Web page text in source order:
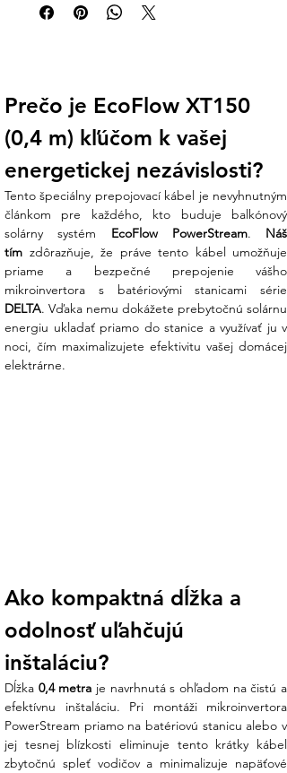
kompatibilný so všetkými zariadeniami,
Väčšina objednávok je expedovaná do 24
🚚 Doprava zdarma pri objednávke nad 200
€ | Doručenie kuriérom po celom Slovensku
Otázky?info@ensun.sk| +421 902 897 373
Prečo je EcoFlow XT150
(0,4 m) kľúčom k vašej
energetickej nezávislosti?
Tento špeciálny prepojovací kábel je nevyhnutným
článkom pre každého, kto buduje balkónový
solárny systém EcoFlow PowerStream. Náš
tím zdôrazňuje, že práve tento kábel umožňuje
priame a bezpečné prepojenie vášho
DELTA. Vďaka nemu dokážete prebytočnú solárnu
energiu ukladať priamo do stanice a využívať ju v
noci, čím maximalizujete efektivitu vašej domácej
elektrárne.
Ako kompaktná dĺžka a
odolnosť uľahčujú
inštaláciu?
Dĺžka 0,4 metra je navrhnutá s ohľadom na čistú a
efektívnu inštaláciu. Pri montáži mikroinvertora
PowerStream priamo na batériovú stanicu alebo v
jej tesnej blízkosti eliminuje tento krátky kábel
zbytočnú spleť vodičov a minimalizuje napäťové